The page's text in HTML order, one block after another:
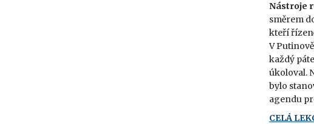
Nástroje
směrem
kteří
V
každý
úkoloval.
bylo
agendu
CELÁ